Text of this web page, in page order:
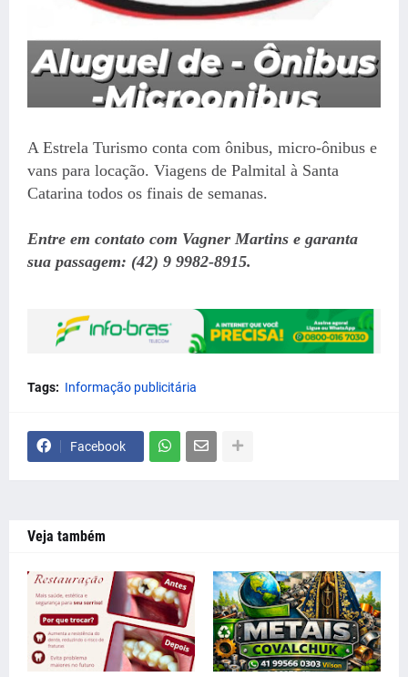
A Estrela Turismo conta com ônibus, micro-ônibus e
vans para locação. Viagens de Palmital à Santa
Catarina todos os finais de semanas.
Entre em contato com Vagner Martins e garanta
sua passagem: (42) 9 9982-8915.
Tags: Informação publicitária
Facebook
Veja também